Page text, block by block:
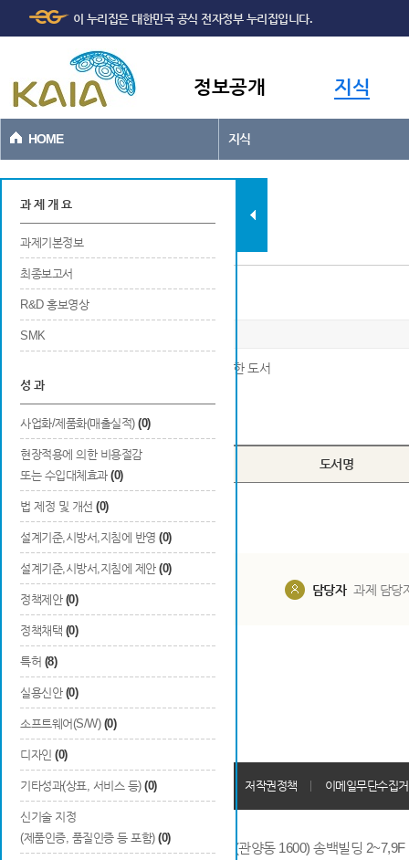
본문바로가기
이 누리집은 대한민국 공식 전자정부 누리집입니다.
정보공개 지식
HOME 지식
과제현황
과 제 개 요
과제기본정보
최종보고서
R&D 홍보영상
SMK
성 과
사업화/제품화(매출실적) (0)
현장적용에 의한 비용절감
또는 수입대체효과 (0)
법 제정 및 개선 (0)
설계기준,시방서,지침에 반영 (0)
설계기준,시방서,지침에 제안 (0)
정책제안 (0)
정책채택 (0)
특허 (8)
실용신안 (0)
소프트웨어(S/W) (0)
디자인 (0)
기타성과(상표, 서비스 등) (0)
신기술 지정
(제품인증, 품질인증 등 포함) (0)
저술
※ 연구개발결과로 국내외 출판사를 통해 발행한 도서
Total0건
번호 구분 도서명
담당자 과제 담당
개인정보처리방침 회원가입약관 저작권정책 이메일무단수집
14066 경기도 안양시 동안구 시민대로 286 (관양동 1600) 송백빌딩